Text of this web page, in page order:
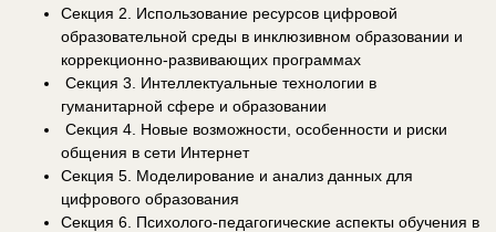
Секция 2. Использование ресурсов цифровой
образовательной среды в инклюзивном образовании и
коррекционно-развивающих программах
Секция 3. Интеллектуальные технологии в
гуманитарной сфере и образовании
Секция 4. Новые возможности, особенности и риски
общения в сети Интернет
Секция 5. Моделирование и анализ данных для
цифрового образования
Секция 6. Психолого-педагогические аспекты обучения в